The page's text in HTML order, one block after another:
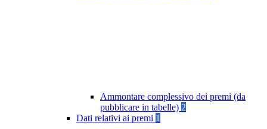
Ammontare complessivo dei premi (da
pubblicare in tabelle) 2
Dati relativi ai premi 1